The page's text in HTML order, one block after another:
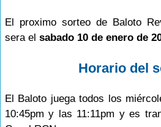
El proximo sorteo de Baloto
sera el sabado 10 de enero de
Horario del
El Baloto juega todos los
10:45pm y las 11:11pm y es